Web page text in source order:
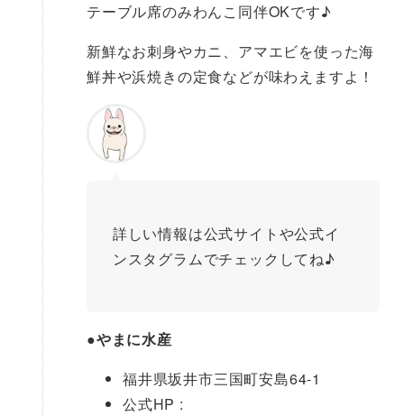
テーブル席のみわんこ同伴OKです♪
新鮮なお刺身やカニ、アマエビを使った海
鮮丼や浜焼きの定食などが味わえますよ！
詳しい情報は公式サイトや公式イ
ンスタグラムでチェックしてね♪
●やまに水産
福井県坂井市三国町安島64-1
公式HP :